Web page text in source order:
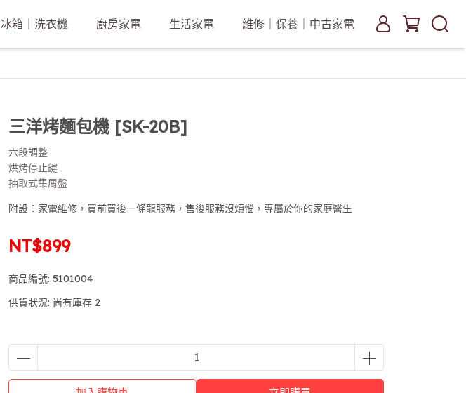
冰箱｜洗衣機 廚房家電 生活家電 維修｜保養｜中古家電
三洋烤麵包機 [SK-20B]
六段調整
烘烤停止鍵
抽取式集屑盤
附設：家電維修，買前買後一條龍服務，售後服務沒煩惱，專屬於你的家庭醫生
NT$899
商品編號: 5101004
供貨狀況: 尚有庫存 2